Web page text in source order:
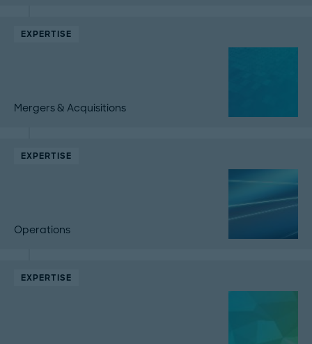
EXPERTISE
Mergers & Acquisitions
EXPERTISE
Operations
EXPERTISE